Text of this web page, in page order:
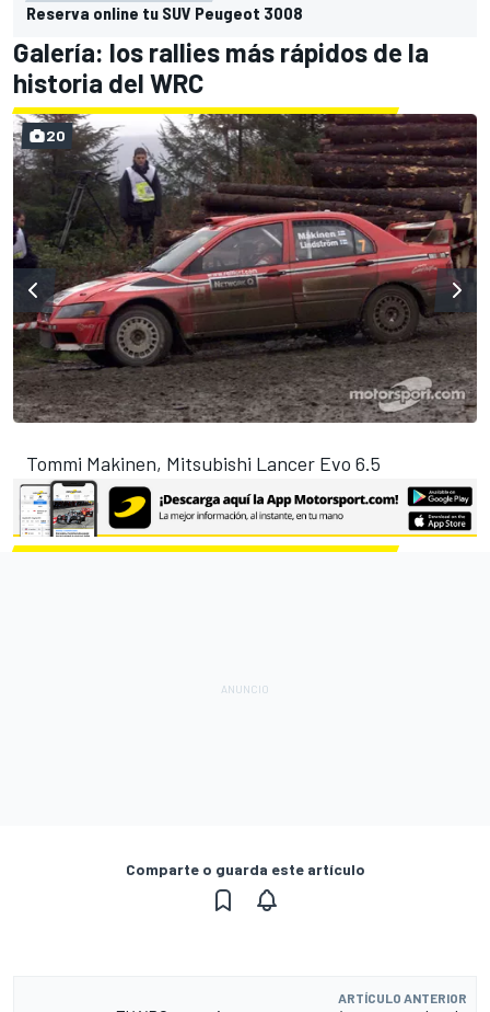
Reserva online tu SUV Peugeot 3008
Galería: los rallies más rápidos de la
historia del WRC
Tommi Makinen, Mitsubishi Lancer Evo 6.5
20
Comparte o guarda este artículo
ARTÍCULO ANTERIOR